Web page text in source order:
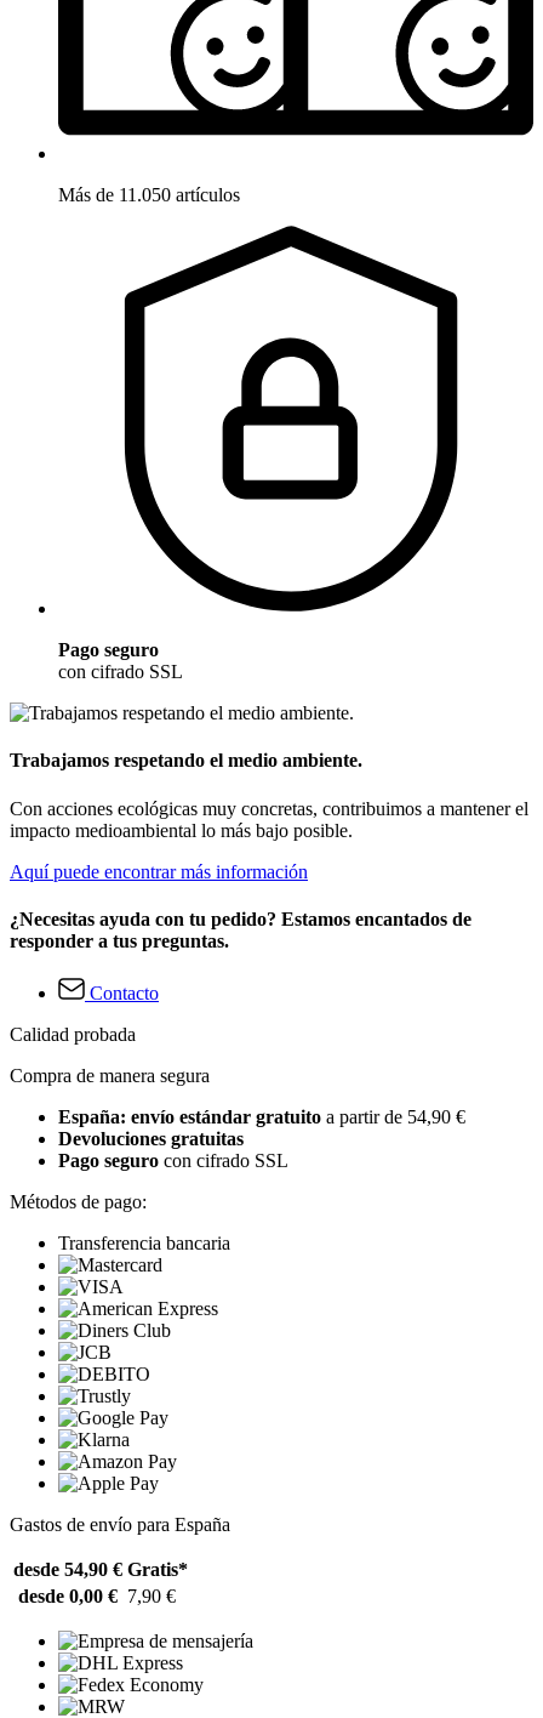
Más de 11.050 artículos
Pago seguro
con cifrado SSL
Trabajamos respetando el medio ambiente.
Con acciones ecológicas muy concretas, contribuimos a mantener el
impacto medioambiental lo más bajo posible.
Aquí puede encontrar más información
¿Necesitas ayuda con tu pedido? Estamos encantados de
responder a tus preguntas.
Contacto
Calidad probada
Compra de manera segura
España: envío estándar gratuito a partir de 54,90 €
Devoluciones gratuitas
Pago seguro con cifrado SSL
Métodos de pago:
Transferencia bancaria
Gastos de envío para España
desde 54,90 € Gratis*
desde 0,00 € 7,90 €